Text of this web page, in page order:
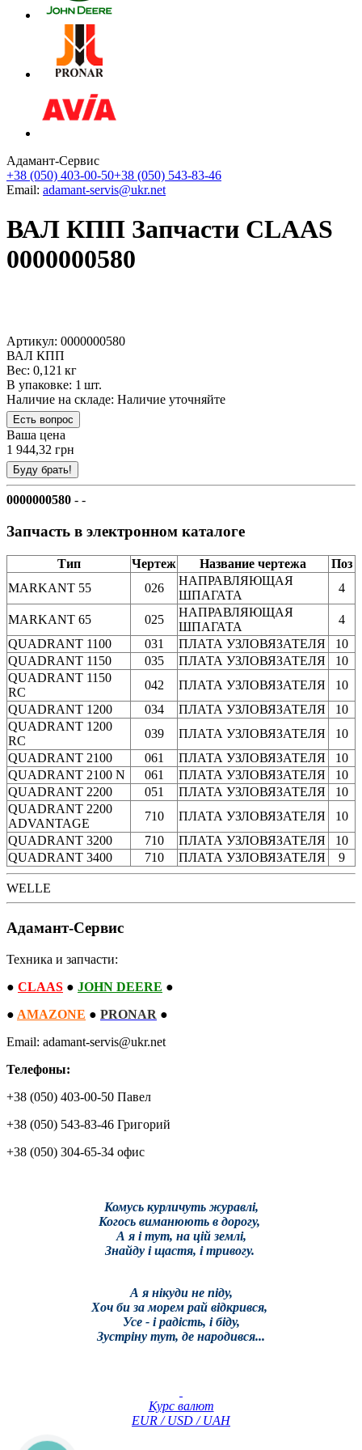
Адамант-Сервис
+38 (050) 403-00-50+38 (050) 543-83-46
Email: adamant-servis@ukr.net
ВАЛ КПП Запчасти CLAAS
0000000580
Артикул: 0000000580
ВАЛ КПП
Вес: 0,121 кг
В упаковке: 1 шт.
Наличие на складе: Наличие уточняйте
Ваша цена
1 944,32 грн
0000000580 - -
Запчасть в электронном каталоге
Тип Чертеж Название чертежа
Поз
MARKANT 55
026
НАПРАВЛЯЮЩАЯ
ШПАГАТА
4
MARKANT 65 025
НАПРАВЛЯЮЩАЯ
ШПАГАТА
4
QUADRANT 1100
031 ПЛАТА УЗЛОВЯЗАТЕЛЯ
10
QUADRANT 1150
035 ПЛАТА УЗЛОВЯЗАТЕЛЯ
10
QUADRANT 1150
RC
042 ПЛАТА УЗЛОВЯЗАТЕЛЯ
10
QUADRANT 1200
034 ПЛАТА УЗЛОВЯЗАТЕЛЯ
10
QUADRANT 1200
RC
039 ПЛАТА УЗЛОВЯЗАТЕЛЯ
10
QUADRANT 2100
061 ПЛАТА УЗЛОВЯЗАТЕЛЯ
10
QUADRANT 2100 N
061 ПЛАТА УЗЛОВЯЗАТЕЛЯ
10
QUADRANT 2200
051 ПЛАТА УЗЛОВЯЗАТЕЛЯ
10
QUADRANT 2200
ADVANTAGE
710 ПЛАТА УЗЛОВЯЗАТЕЛЯ
10
QUADRANT 3200
710 ПЛАТА УЗЛОВЯЗАТЕЛЯ
10
QUADRANT 3400
710 ПЛАТА УЗЛОВЯЗАТЕЛЯ 9
WELLE
Адамант-Сервис
Техника и запчасти:
● CLAAS ● JOHN DEERE ●
● AMAZONE ● PRONAR ●
Email: adamant-servis@ukr.net
Телефоны:
+38 (050) 403-00-50 Павел
+38 (050) 543-83-46 Григорий
+38 (050) 304-65-34 офис
Комусь курличуть журавлі,
Когось виманюють в дорогу,
А я і тут, на цій землі,
Знайду і щастя, і тривогу.
А я нікуди не піду,
Хоч би за морем рай відкрився,
Усе - і радість, і біду,
Зустріну тут, де народився...
Курс валют
EUR / USD / UAH